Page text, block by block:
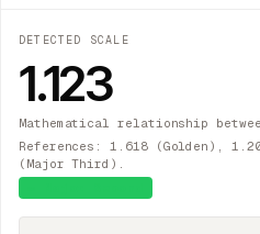
DETECTED SCALE
1.123
Mathematical relationship
References: 1.618 (Golden),
(Major Third).